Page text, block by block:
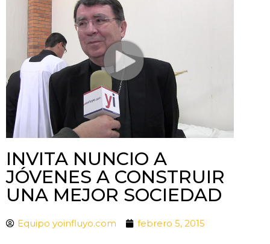
INVITA NUNCIO A
JÓVENES A CONSTRUIR
UNA MEJOR SOCIEDAD
Equipo yoinfluyo.com febrero 5, 2015